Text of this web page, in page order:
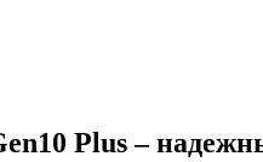
Plus –